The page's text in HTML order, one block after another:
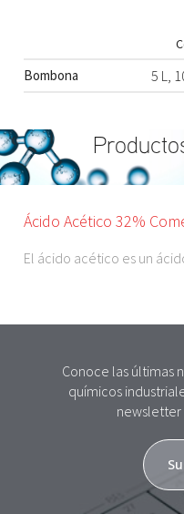
Bombona 5 L,
Ácido Acético 32%
El ácido acético es un
Conoce las últimas
químicos
newsletter